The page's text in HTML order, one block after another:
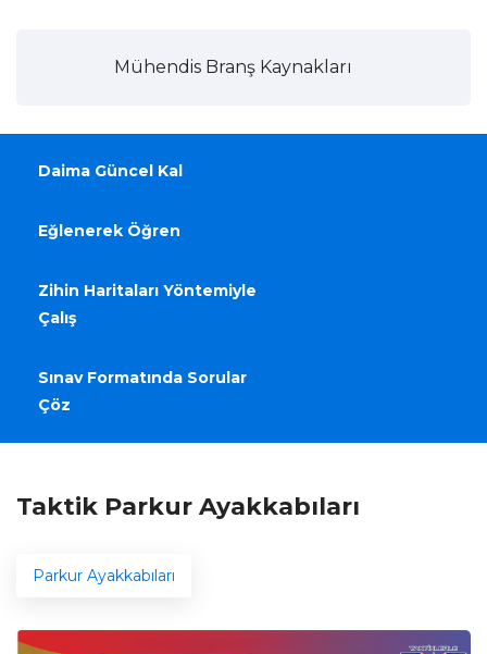
Mühendis Branş Kaynakları
Daima Güncel Kal
Eğlenerek Öğren
Zihin Haritaları Yöntemiyle
Çalış
Sınav Formatında Sorular
Çöz
Taktik Parkur Ayakkabıları
Parkur Ayakkabıları